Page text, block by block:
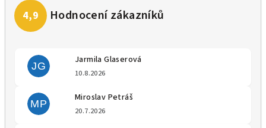
JG
Jarmila Glaserová
10.8.2026
MP
Miroslav Petráš
20.7.2026